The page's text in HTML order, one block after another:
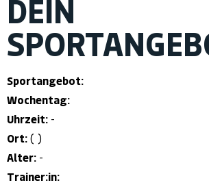
DEIN
Sportangebot:
Wochentag:
Uhrzeit: -
Ort: ( )
Alter: -
Trainer:in: